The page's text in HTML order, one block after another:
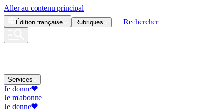
Aller au contenu principal
Édition française Rubriques Rechercher
Services
Je donne
Je m'abonne
Je donne